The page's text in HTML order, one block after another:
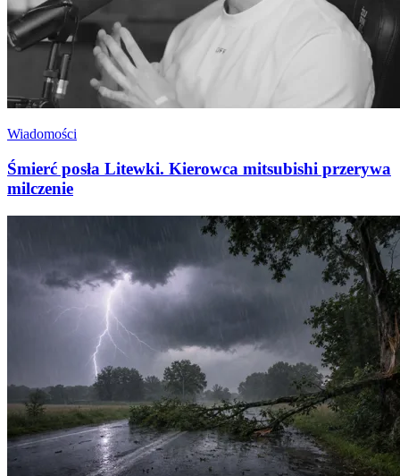
Wiadomości
Śmierć posła Litewki. Kierowca mitsubishi przerywa
milczenie